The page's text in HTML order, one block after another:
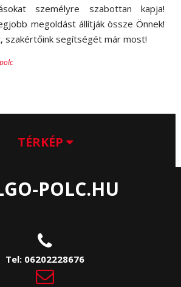
személyre szabottan kapja!
megoldást állítják össze Önnek!
szakértőink segítségét már most!
TÉRKÉP
POLC.HU
Tel: 06202228676